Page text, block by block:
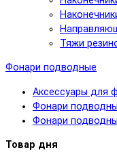
Тяжи
Фонари подводные
Аксессуары для
Фонари
Фонари
Товар дня